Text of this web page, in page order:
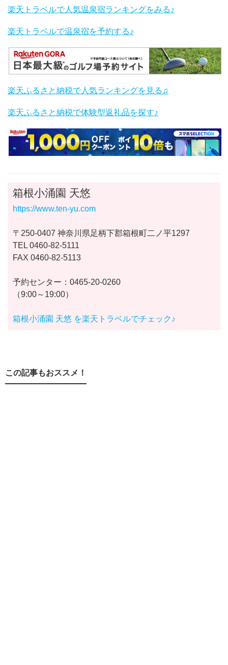
楽天トラベルで人気温泉宿ランキングをみる♪
楽天トラベルで温泉宿を予約する♪
楽天ふるさと納税で人気ランキングを見る♫
楽天ふるさと納税で体験型返礼品を探す♪
箱根小涌園 天悠
https://www.ten-yu.com
〒250-0407 神奈川県足柄下郡箱根町二ノ平1297
TEL 0460-82-5111
FAX 0460-82-5113
予約センター：0465-20-0260
（9:00～19:00）
箱根小涌園 天悠 を楽天トラベルでチェック♪
この記事もおススメ！